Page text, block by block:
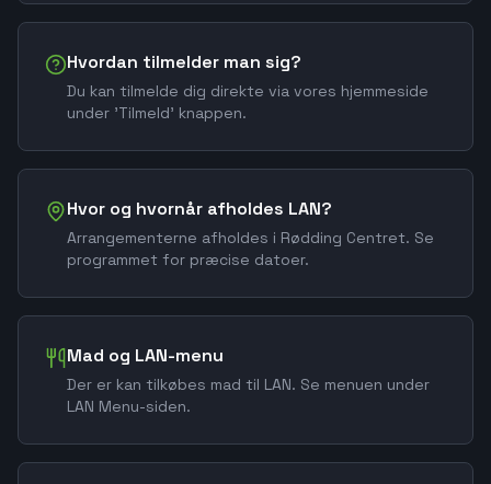
Hvordan tilmelder man sig?
Du kan tilmelde dig direkte via vores hjemmeside
under 'Tilmeld' knappen.
Hvor og hvornår afholdes LAN?
Arrangementerne afholdes i Rødding Centret. Se
programmet for præcise datoer.
Mad og LAN-menu
Der er kan tilkøbes mad til LAN. Se menuen under
LAN Menu-siden.